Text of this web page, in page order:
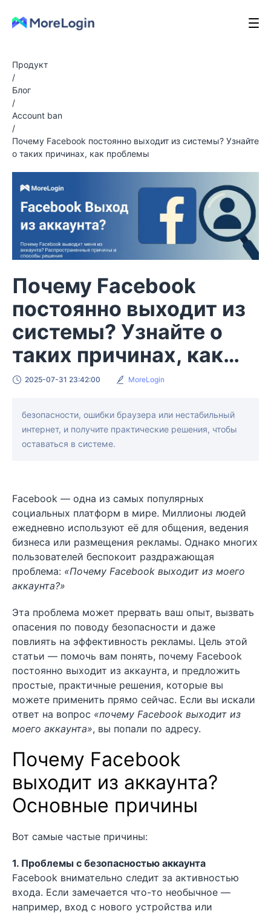
Продукт
/
Блог
/
Account ban
/
Почему Facebook постоянно выходит из системы? Узнайте
о таких причинах, как проблемы
Почему Facebook
постоянно выходит из
системы? Узнайте о
таких причинах, как
проблемы
2025-07-31 23:42:00 MoreLogin
безопасности, ошибки браузера или нестабильный
интернет, и получите практические решения, чтобы
оставаться в системе.
Facebook — одна из самых популярных
социальных платформ в мире. Миллионы людей
ежедневно используют её для общения, ведения
бизнеса или размещения рекламы. Однако многих
пользователей беспокоит раздражающая
проблема: «Почему Facebook выходит из моего
аккаунта?»
Эта проблема может прервать ваш опыт, вызвать
опасения по поводу безопасности и даже
повлиять на эффективность рекламы. Цель этой
статьи — помочь вам понять, почему Facebook
постоянно выходит из аккаунта, и предложить
простые, практичные решения, которые вы
можете применить прямо сейчас. Если вы искали
ответ на вопрос «почему Facebook выходит из
моего аккаунта», вы попали по адресу.
Почему Facebook
выходит из аккаунта?
Основные причины
Вот самые частые причины:
1. Проблемы с безопасностью аккаунта
Facebook внимательно следит за активностью
входа. Если замечается что-то необычное —
например, вход с нового устройства или